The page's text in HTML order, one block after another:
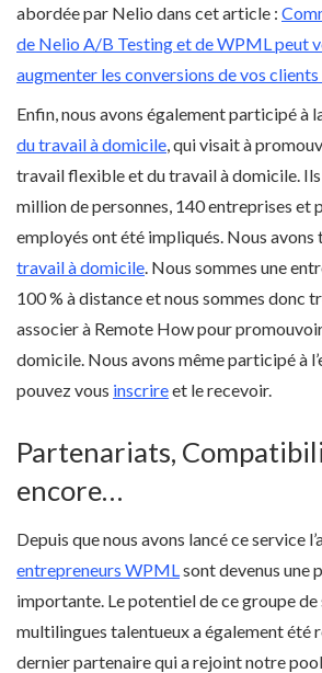
abordée par Nelio dans cet article :
de Nelio A/B Testing et de WPML peut
augmenter les conversions de vos
Enfin, nous avons également participé à
du travail à domicile , qui visait à
travail flexible et du travail à domicile.
million de personnes, 140 entreprises et
employés ont été impliqués. Nous avons
travail à domicile . Nous sommes une
100 % à distance et nous sommes donc
associer à Remote How pour
domicile. Nous avons même participé à
pouvez vous inscrireet le recevoir.
Partenariats,
encore…
Depuis que nous avons lancé ce service
entrepreneurs WPMLsont devenus une
importante. Le potentiel de ce groupe
multilingues talentueux a également été
dernier partenaire qui a rejoint notre pool